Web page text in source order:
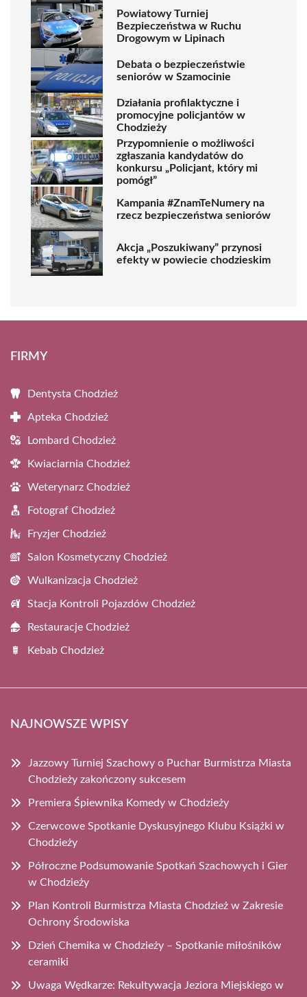
Powiatowy Turniej
Bezpieczeństwa w Ruchu
Drogowym w Lipinach
Debata o bezpieczeństwie
seniorów w Szamocinie
Działania profilaktyczne i
promocyjne policjantów w
Chodzieży
Przypomnienie o możliwości
zgłaszania kandydatów do
konkursu „Policjant, który mi
pomógł”
Kampania #ZnamTeNumery na
rzecz bezpieczeństwa seniorów
Akcja „Poszukiwany” przynosi
efekty w powiecie chodzieskim
FIRMY
Dentysta Chodzież
Apteka Chodzież
Lombard Chodzież
Kwiaciarnia Chodzież
Weterynarz Chodzież
Fotograf Chodzież
Fryzjer Chodzież
Salon Kosmetyczny Chodzież
Wulkanizacja Chodzież
Stacja Kontroli Pojazdów Chodzież
Restauracje Chodzież
Kebab Chodzież
NAJNOWSZE WPISY
Jazzowy Turniej Szachowy o Puchar Burmistrza Miasta
Chodzieży zakończony sukcesem
Premiera Śpiewnika Komedy w Chodzieży
Czerwcowe Spotkanie Dyskusyjnego Klubu Książki w
Chodzieży
Półroczne Podsumowanie Spotkań Szachowych i Gier
w Chodzieży
Plan Kontroli Burmistrza Miasta Chodzież w Zakresie
Ochrony Środowiska
Dzień Chemika w Chodzieży – Spotkanie miłośników
ceramiki
Uwaga Wędkarze: Rekultywacja Jeziora Miejskiego w